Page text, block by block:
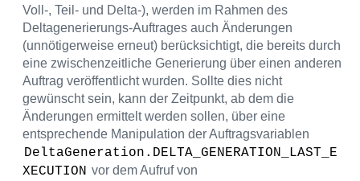
Voll-, Teil- und Delta-), werden im Rahmen des
Deltagenerierungs-Auftrages auch Änderungen
(unnötigerweise erneut) berücksichtigt, die bereits durch
eine zwischenzeitliche Generierung über einen anderen
Auftrag veröffentlicht wurden. Sollte dies nicht
gewünscht sein, kann der Zeitpunkt, ab dem die
Änderungen ermittelt werden sollen, über eine
entsprechende Manipulation der Auftragsvariablen
DeltaGeneration.DELTA_GENERATION_LAST_E
XECUTION vor dem Aufruf von